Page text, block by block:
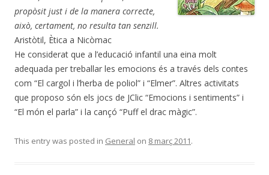
propòsit just i de la manera correcte,
això, certament, no resulta tan senzill.
Aristòtil, Ètica a Nicòmac
He considerat que a l’educació infantil una eina molt
adequada per treballar les emocions és a través dels contes
com “El cargol i l’herba de poliol” i “Elmer”. Altres activitats
que proposo són els jocs de JClic “Emocions i sentiments” i
“El món el parla” i la cançó “Puff el drac màgic”.
This entry was posted in General on 8 març 2011.